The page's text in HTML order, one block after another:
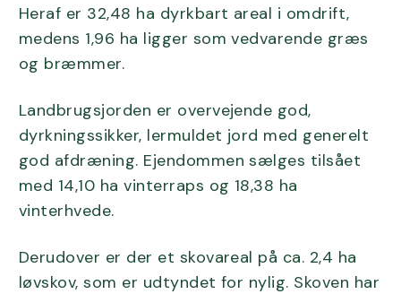
Heraf er 32,48 ha dyrkbart areal i omdrift,
medens 1,96 ha ligger som vedvarende græs
og bræmmer.
Landbrugsjorden er overvejende god,
dyrkningssikker, lermuldet jord med generelt
god afdræning. Ejendommen sælges tilsået
med 14,10 ha vinterraps og 18,38 ha
vinterhvede.
Derudover er der et skovareal på ca. 2,4 ha
løvskov, som er udtyndet for nylig. Skoven har